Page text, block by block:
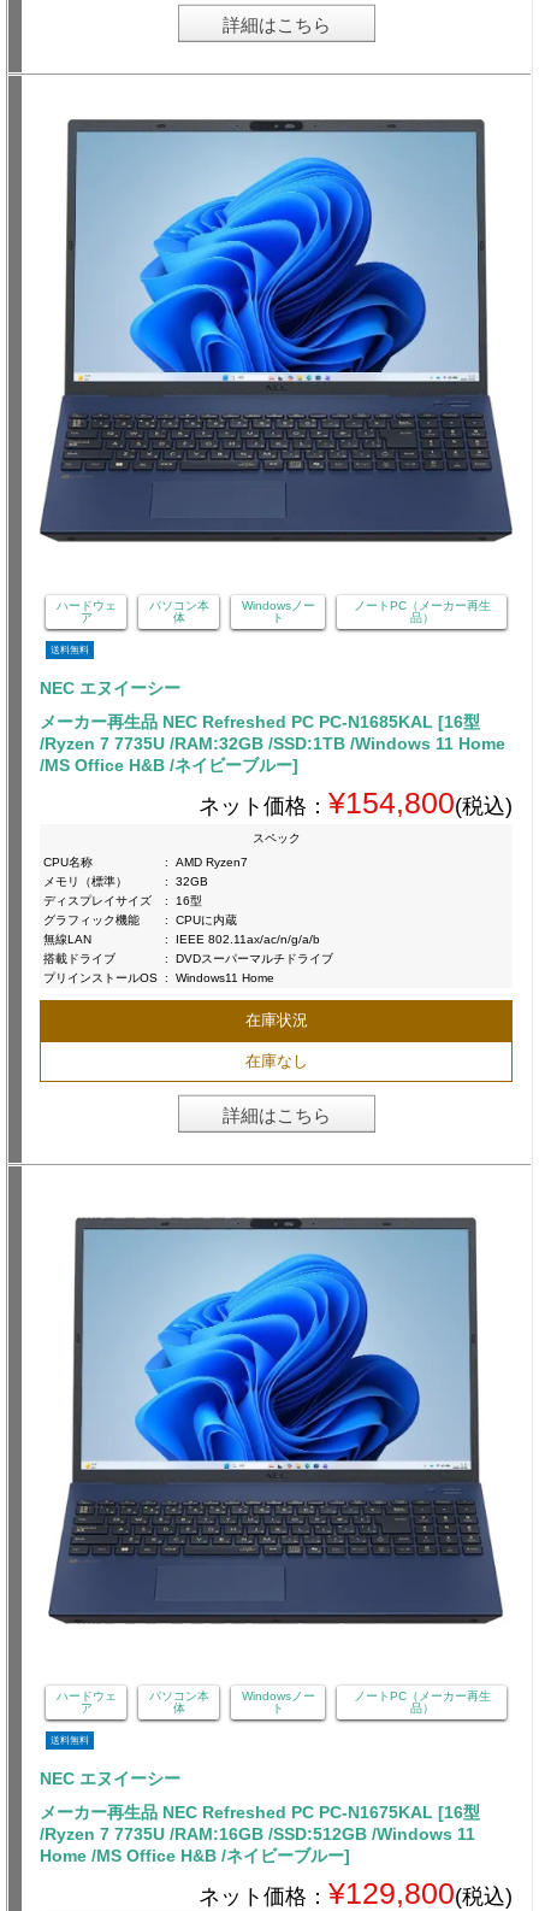
詳細はこちら
ハードウェ
ア
パソコン本
体
Windowsノー
ト
ノートPC（メーカー再生
品）
送料無料
NEC エヌイーシー
メーカー再生品 NEC Refreshed PC PC-N1685KAL [16型
/Ryzen 7 7735U /RAM:32GB /SSD:1TB /Windows 11 Home
/MS Office H&B /ネイビーブルー]
ネット価格： ¥154,800(税込)
スペック
CPU名称
:
AMD Ryzen7
メモリ（標準）
:
32GB
ディスプレイサイズ
:
16型
グラフィック機能
:
CPUに内蔵
無線LAN
:
IEEE 802.11ax/ac/n/g/a/b
搭載ドライブ
:
DVDスーパーマルチドライブ
プリインストールOS : Windows11 Home
在庫状況
在庫なし
詳細はこちら
ハードウェ
ア
パソコン本
体
Windowsノー
ト
ノートPC（メーカー再生
品）
送料無料
NEC エヌイーシー
メーカー再生品 NEC Refreshed PC PC-N1675KAL [16型
/Ryzen 7 7735U /RAM:16GB /SSD:512GB /Windows 11
Home /MS Office H&B /ネイビーブルー]
ネット価格： ¥129,800(税込)